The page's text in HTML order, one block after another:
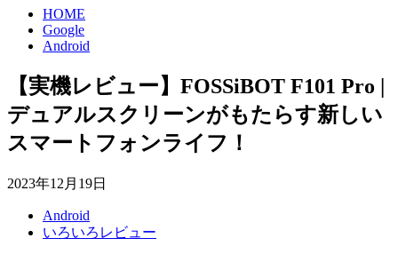
HOME
Google
Android
【実機レビュー】FOSSiBOT F101 Pro |
デュアルスクリーンがもたらす新しい
スマートフォンライフ！
2023年12月19日
Android
いろいろレビュー